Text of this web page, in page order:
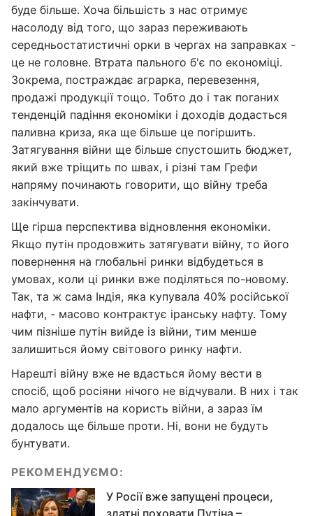
буде більше. Хоча більшість з нас отримує
насолоду від того, що зараз переживають
середньостатистичні орки в чергах на заправках -
це не головне. Втрата пального б'є по економіці.
Зокрема, постраждає аграрка, перевезення,
продажі продукції тощо. Тобто до і так поганих
тенденцій падіння економіки і доходів додасться
паливна криза, яка ще більше це погіршить.
Затягування війни ще більше спустошить бюджет,
який вже тріщить по швах, і різні там Грефи
напряму починають говорити, що війну треба
закінчувати.
Ще гірша перспектива відновлення економіки.
Якщо путін продовжить затягувати війну, то його
повернення на глобальні ринки відбудеться в
умовах, коли ці ринки вже поділяться по-новому.
Так, та ж сама Індія, яка купувала 40% російської
нафти, - масово контрактує іранську нафту. Тому
чим пізніше путін вийде із війни, тим менше
залишиться йому світового ринку нафти.
Нарешті війну вже не вдасться йому вести в
спосіб, щоб росіяни нічого не відчували. В них і так
мало аргументів на користь війни, а зараз їм
додалось ще більше проти. Ні, вони не будуть
бунтувати.
РЕКОМЕНДУЄМО:
У Росії вже запущені процеси,
здатні поховати Путіна –